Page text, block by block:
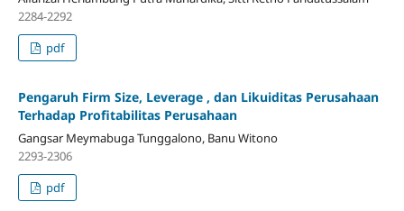
2284-2292
pdf
Pengaruh Firm Size, Leverage , dan Likuiditas Perusahaan
Terhadap Profitabilitas Perusahaan
Gangsar Meymabuga Tunggalono, Banu Witono
2293-2306
pdf